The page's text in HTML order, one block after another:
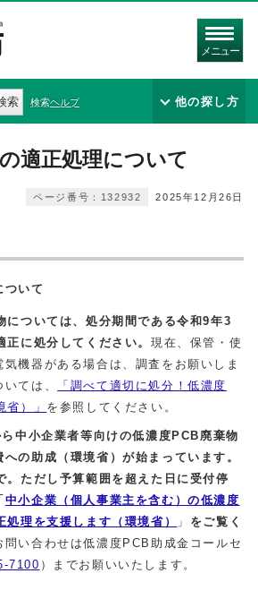
メニュー
索 検索ヘルプ 他の探し方
適正処理について
2025年12月26日
ページ番号：132932
ついて
については、処分期間である令和9年3
正に処分してください。 現在、保管・使
気機器がある場合は、調査をお願いしま
ては、
「調べて適切に処分！低濃度
）」 を参照してください。
中小企業者等向けの低濃度PCB廃棄物
の助成（環境省）が始まっています。
。ただし予算範囲を超えた日に受付停
中小企業（個人事業主を含む）の低濃度
処理を支援します（環境省）
」 をご覧く
問い合わせは低濃度PCB助成金コールセ
7100 ）までお願いいたします。